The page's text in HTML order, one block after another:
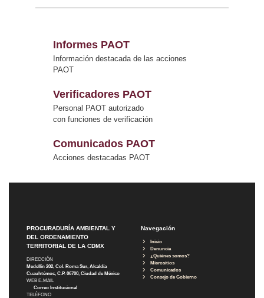
Informes PAOT
Información destacada de las acciones
PAOT
Verificadores PAOT
Personal PAOT autorizado
con funciones de verificación
Comunicados PAOT
Acciones destacadas PAOT
PROCURADURÍA AMBIENTAL Y
DEL ORDENAMIENTO
TERRITORIAL DE LA CDMX
DIRECCIÓN
Medellín 202, Col. Roma Sur, Alcaldía
Cuauhtémoc, C.P. 06700, Ciudad de México
WEB E-MAIL
Correo Institucional
TELÉFONO
Navegación
Inicio
Denuncia
¿Quiénes somos?
Micrositios
Comunicados
Consejo de Gobierno